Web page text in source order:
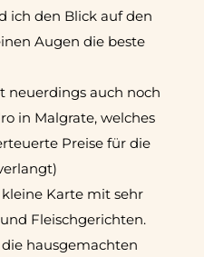
ich den Blick auf den
Augen die beste
neuerdings auch noch
in Malgrate, welches
Preise für die
kleine Karte mit sehr
Fleischgerichten.
hausgemachten